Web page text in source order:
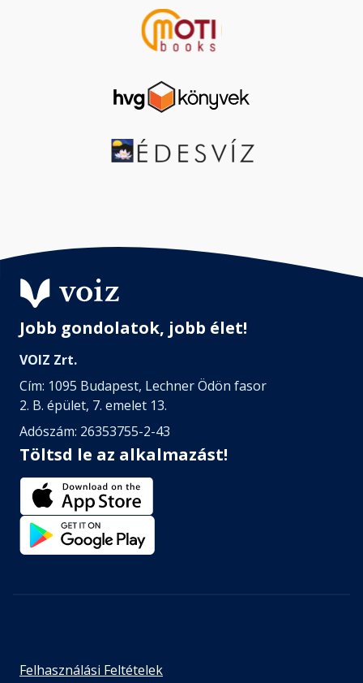
Jobb gondolatok, jobb élet!
VOIZ Zrt.
Cím: 1095 Budapest, Lechner Ödön fasor
2. B. épület, 7. emelet 13.
Adószám: 26353755-2-43
Töltsd le az alkalmazást!
Felhasználási Feltételek